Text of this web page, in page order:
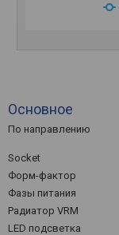
Основное
По направлению
Socket
Форм-фактор
Фазы питания
Радиатор VRM
LED подсветка